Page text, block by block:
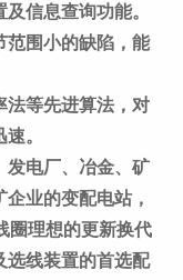
信息查询功能。
范围小的缺陷，能
法等先进算法，对
。
发电厂、冶金、矿
业的变配电站，
圈理想的更新换代
选线装置的首选配